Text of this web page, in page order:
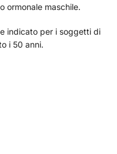
ormonale maschile.
indicato per i soggetti di
i 50 anni.